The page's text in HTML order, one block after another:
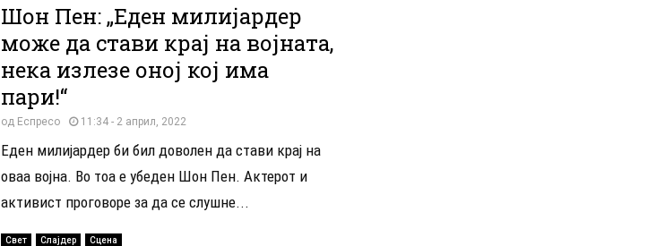
Шон Пен: „Еден милијардер
може да стави крај на војната,
нека излезе оној кој има
пари!“
од Еспресо 11:34 - 2 април, 2022
Еден милијардер би бил доволен да стави крај на
оваа војна. Во тоа е убеден Шон Пен. Актерот и
активист проговоре за да се слушне...
Свет Слајдер Сцена